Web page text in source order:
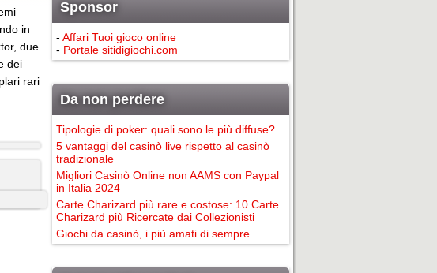
in
due
dei
rari
Sponsor
- Affari Tuoi gioco online
- Portale sitidigiochi.com
Da non perdere
Tipologie di poker: quali sono le più diffuse?
5 vantaggi del casinò live rispetto al casinò
tradizionale
Migliori Casinò Online non AAMS con Paypal
in Italia 2024
Carte Charizard più rare e costose: 10 Carte
Charizard più Ricercate dai Collezionisti
Giochi da casinò, i più amati di sempre